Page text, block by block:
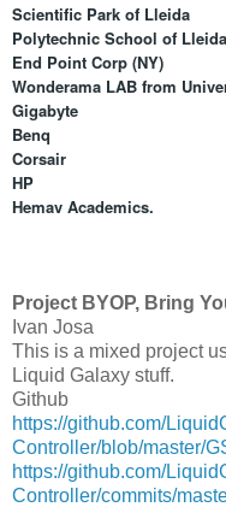
Scientific Park of Lleida
Polytechnic School of Lleida
End Point Corp (NY)
Wonderama LAB from
Gigabyte
Benq
Corsair
HP
Hemav Academics.
Project BYOP, Bring
Ivan Josa
This is a mixed project
Liquid Galaxy stuff.
Github
https://github.com/
Controller/blob/master/
https://github.com/
Controller/commits/